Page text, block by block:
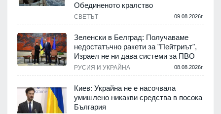
Обединеното кралство
СВЕТЪТ 09.08.2026г.
Зеленски в Белград: Получаваме
недостатъчно ракети за "Пейтриът",
Израел не ни дава системи за ПВО
РУСИЯ И УКРАЙНА 08.08.2026г.
Киев: Украйна не е насочвала
умишлено никакви средства в посока
България